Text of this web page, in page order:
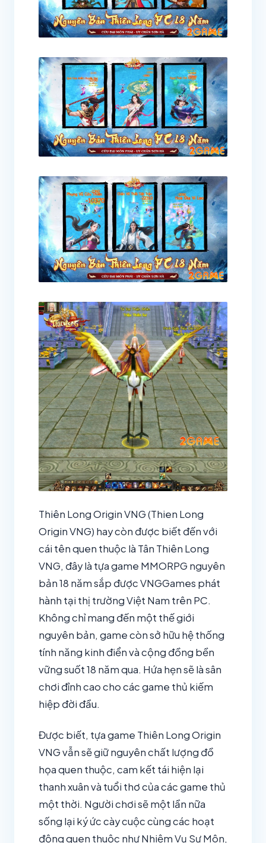
Thiên Long Origin VNG (Thien Long
Origin VNG) hay còn được biết đến với
cái tên quen thuộc là Tân Thiên Long
VNG, đây là tựa game MMORPG nguyên
bản 18 năm sắp được VNGGames phát
hành tại thị trường Việt Nam trên PC.
Không chỉ mang đến một thế giới
nguyên bản, game còn sở hữu hệ thống
tính năng kinh điển và cộng đồng bền
vững suốt 18 năm qua. Hứa hẹn sẽ là sân
chơi đỉnh cao cho các game thủ kiếm
hiệp đời đầu.
Được biết, tựa game Thiên Long Origin
VNG vẫn sẽ giữ nguyên chất lượng đồ
họa quen thuộc, cam kết tái hiện lại
thanh xuân và tuổi thơ của các game thủ
một thời. Người chơi sẽ một lần nữa
sống lại ký ức cày cuộc cùng các hoạt
động quen thuộc như Nhiệm Vụ Sư Môn,